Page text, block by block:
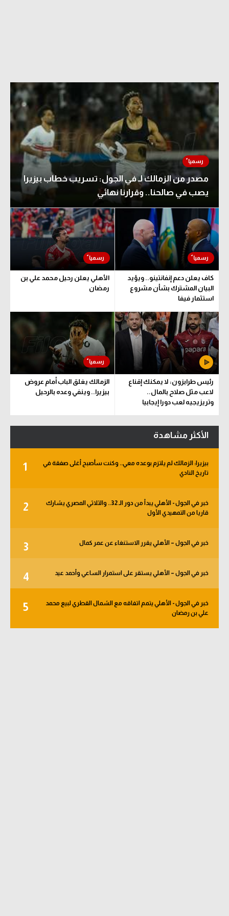
كل البطولات
أقسام
الكرة المصرية
الدوري المصري
الكرة الأوروبية
منتخب مصر
سعودي في الجول
الدوري الإنجليزي
الدوري الإسباني
دوري أبطال أوروبا
القسم الثاني
رياضات أخرى
أمم إفريقيا
كرة السلة الأمريكية
كرة سلة
كرة يد
كرة طائرة
الوطن العربي
رياضة نسائية
أمريكا
ركن الألعاب
أقسام خاصة
Gamers
مصدر من الزمالك لـ في الجول: تسريب خطاب بيزيرا
يصب في صالحنا.. وقرارنا نهائي
كاف يعلن دعم إنفانتينو.. ويؤيد
البيان المشترك بشأن مشروع
استثمار فيفا
الأهلي يعلن رحيل محمد علي بن
رمضان
رئيس طرابزون: لا يمكنك إقناع
لاعب مثل صلاح بالمال..
وتريزيجيه لعب دورا إيجابيا
الزمالك يغلق الباب أمام عروض
بيزيرا.. وينفي وعده بالرحيل
الأكثر مشاهدة
1
بيزيرا: الزمالك لم يلتزم بوعده معي.. وكنت سأصبح أغلى صفقة في
تاريخ النادي
2
خبر في الجول - الأهلي يبدأ من دور الـ 32.. والثلاثي المصري يشارك
قاريا من التمهيدي الأول
3 خبر في الجول – الأهلي يقرر الاستنغاء عن عمر كمال
4 خبر في الجول – الأهلي يستقر على استمرار الساعي وأحمد عيد
5
خبر في الجول - الأهلي يتمم اتفاقه مع الشمال القطري لبيع محمد
علي بن رمضان